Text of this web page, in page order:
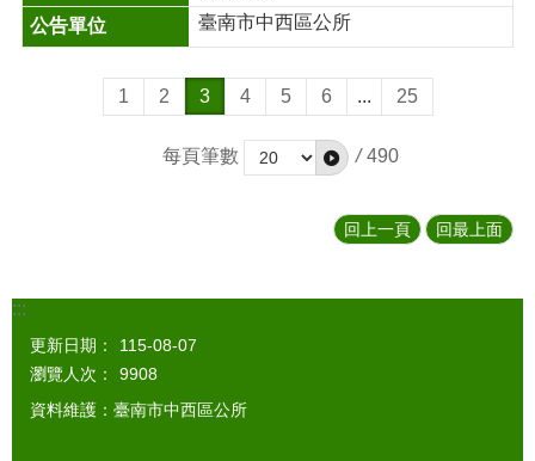
臺南市中西區公所
1 2 3 4 5 6 ... 25
每頁筆數 / 490
回上一頁 回最上面
:::
更新日期：
115-08-07
瀏覽人次：
9908
資料維護：臺南市中西區公所